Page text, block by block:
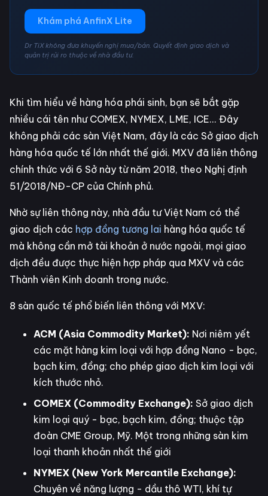
Khám phá AnfinX Lite
Dr TiX không đưa khuyến nghị mua/bán. Quyết định giao dịch và
quản trị rủi ro thuộc về nhà đầu tư.
Khi tìm hiểu về hàng hóa phái sinh, bạn sẽ bắt gặp
nhiều cái tên như COMEX, NYMEX, LME, ICE... Đây
không phải các sàn Việt Nam, đây là các Sở giao dịch
hàng hóa quốc tế lớn nhất thế giới. MXV đã liên thông
chính thức với 6 Sở này từ năm 2018, theo Nghị định
51/2018/NĐ-CP của Chính phủ.
Nhờ sự liên thông này, nhà đầu tư Việt Nam có thể
giao dịch các hợp đồng tương lai hàng hóa quốc tế
mà không cần mở tài khoản ở nước ngoài, mọi giao
dịch đều được thực hiện hợp pháp qua MXV và các
Thành viên Kinh doanh trong nước.
8 sàn quốc tế phổ biến liên thông với MXV:
ACM (Asia Commodity Market): Nơi niêm yết
các mặt hàng kim loại với hợp đồng Nano - bạc,
bạch kim, đồng; cho phép giao dịch kim loại với
kích thước nhỏ.
COMEX (Commodity Exchange): Sở giao dịch
kim loại quý - bạc, bạch kim, đồng; thuộc tập
đoàn CME Group, Mỹ. Một trong những sàn kim
loại thanh khoản nhất thế giới
NYMEX (New York Mercantile Exchange):
Chuyên về năng lượng - dầu thô WTI, khí tự